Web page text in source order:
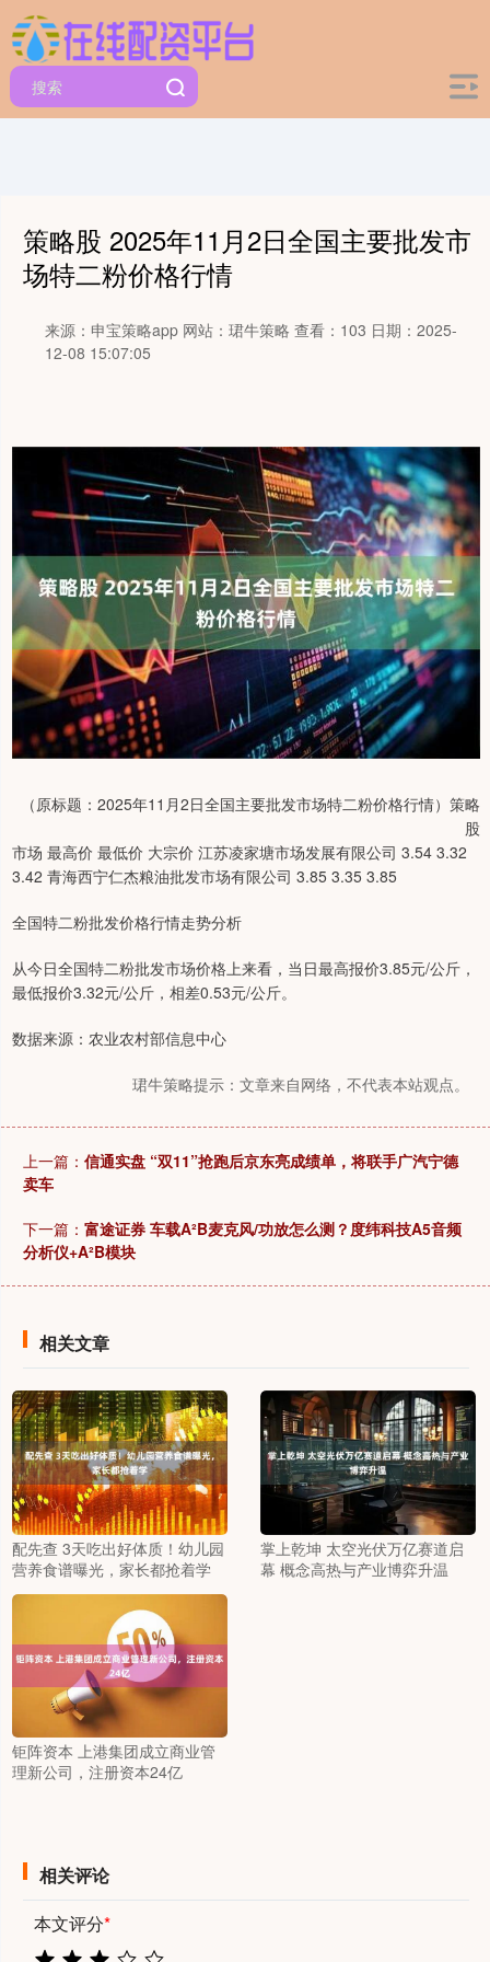
策略股 2025年11月2日全国主要批发市
场特二粉价格行情
来源：申宝策略app 网站：珺牛策略 查看：103 日期：2025-
12-08 15:07:05
（原标题：2025年11月2日全国主要批发市场特二粉价格行情）策略
股
市场 最高价 最低价 大宗价 江苏凌家塘市场发展有限公司 3.54 3.32
3.42 青海西宁仁杰粮油批发市场有限公司 3.85 3.35 3.85
全国特二粉批发价格行情走势分析
从今日全国特二粉批发市场价格上来看，当日最高报价3.85元/公斤，
最低报价3.32元/公斤，相差0.53元/公斤。
数据来源：农业农村部信息中心
珺牛策略提示：文章来自网络，不代表本站观点。
上一篇： 信通实盘 “双11”抢跑后京东亮成绩单，将联手广汽宁德
卖车
下一篇： 富途证券 车载A²B麦克风/功放怎么测？度纬科技A5音频
分析仪+A²B模块
相关文章
配先查 3天吃出好体质！幼儿园
营养食谱曝光，家长都抢着学
掌上乾坤 太空光伏万亿赛道启
幕 概念高热与产业博弈升温
钜阵资本 上港集团成立商业管
理新公司，注册资本24亿
相关评论
本文评分*